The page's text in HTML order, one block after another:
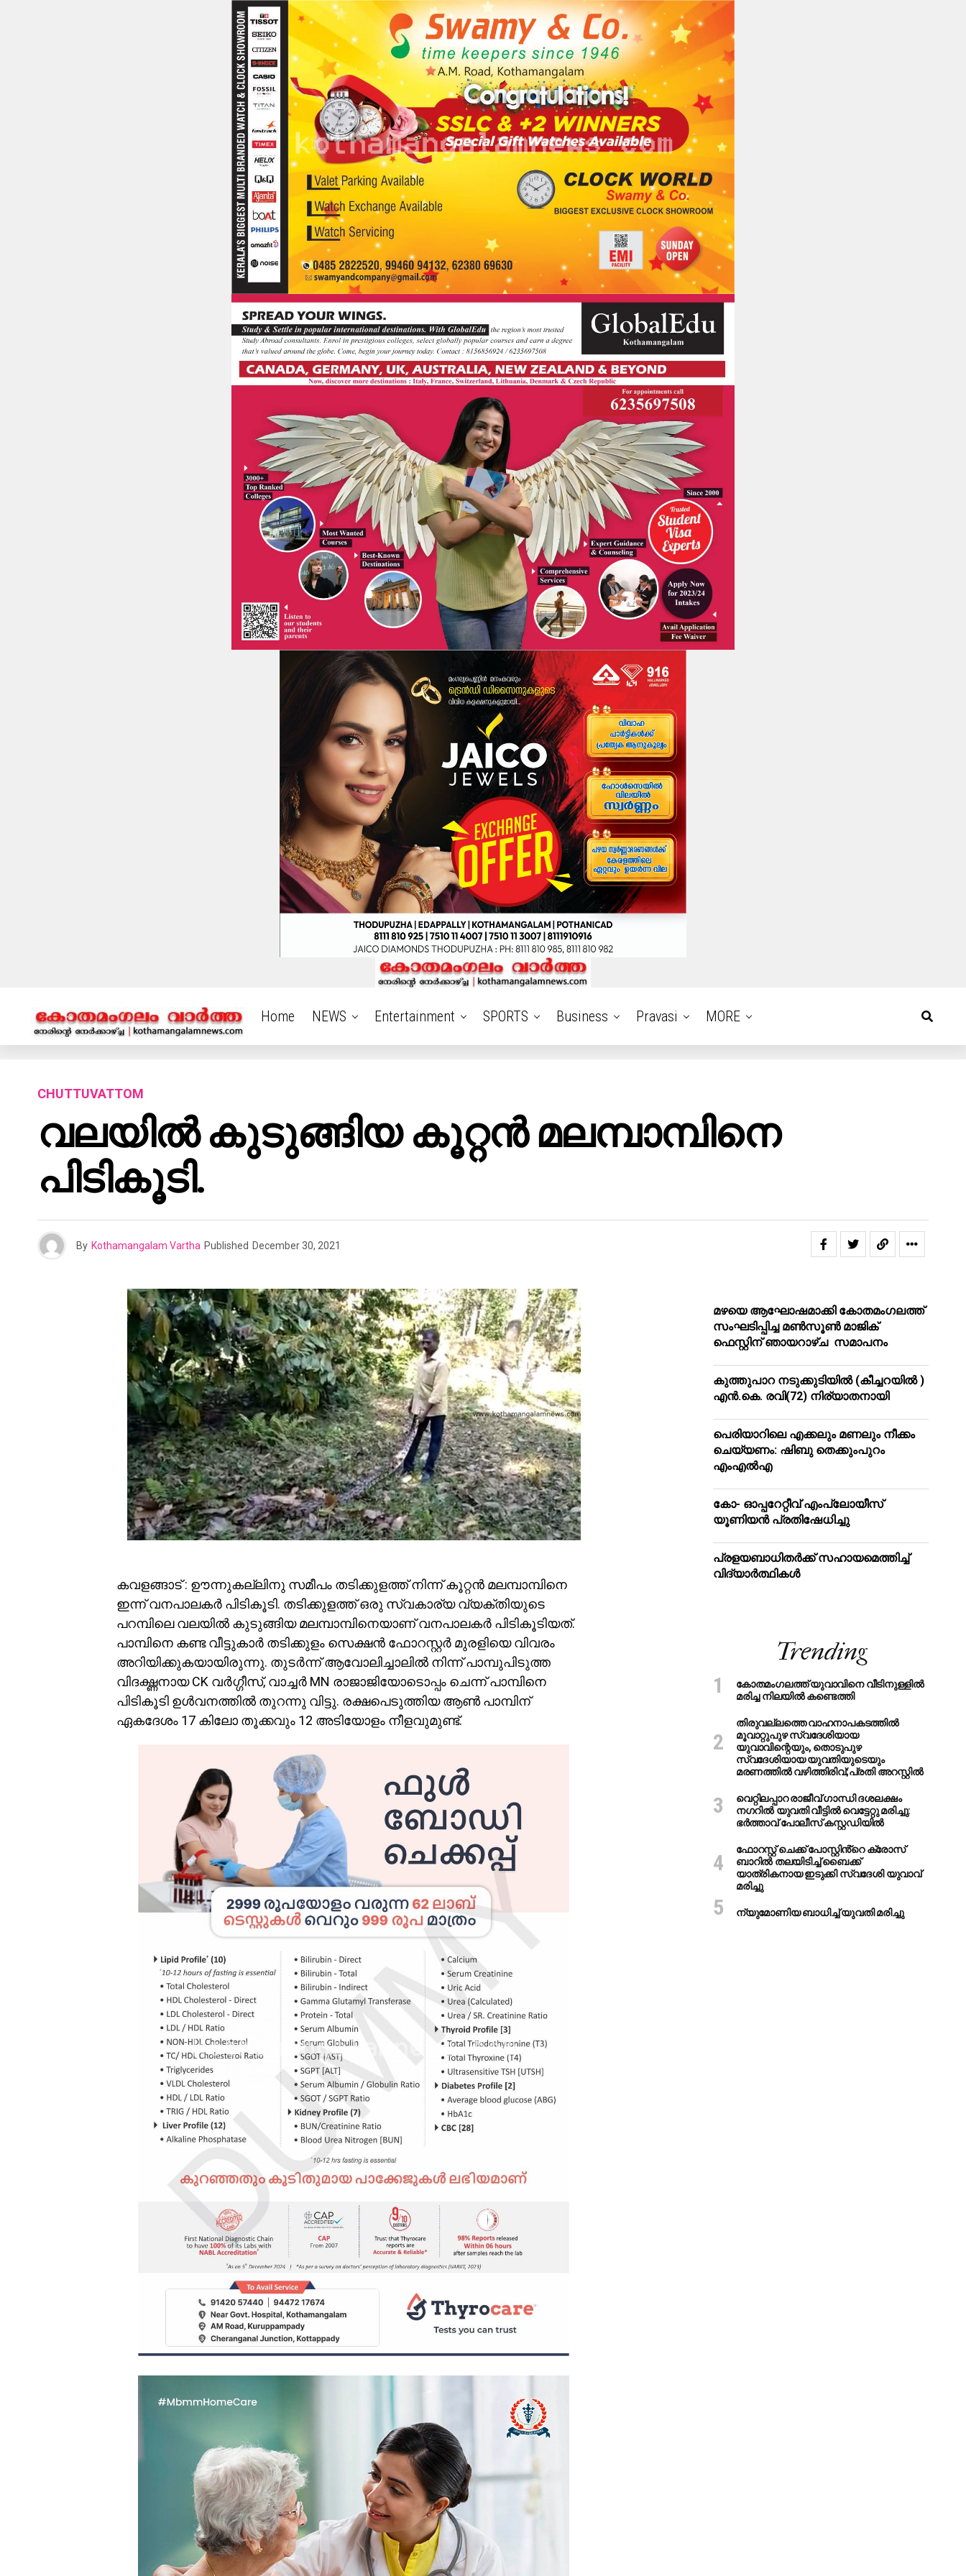
Home NEWS Entertainment SPORTS Business Pravasi MORE
CHUTTUVATTOM
വലയിൽ കുടുങ്ങിയ കൂറ്റൻ മലമ്പാമ്പിനെ
പിടികൂടി.
By Kothamangalam Vartha Published December 30, 2021
കവളങ്ങാട് : ഊന്നുകല്ലിനു സമീപം തടിക്കുളത്ത് നിന്ന് കൂറ്റൻ മലമ്പാമ്പിനെ
ഇന്ന് വനപാലകർ പിടികൂടി. തടിക്കുളത്ത് ഒരു സ്വകാര്യ വ്യക്തിയുടെ
പറമ്പിലെ വലയിൽ കുടുങ്ങിയ മലമ്പാമ്പിനെയാണ് വനപാലകർ പിടികൂടിയത്.
പാമ്പിനെ കണ്ട വീട്ടുകാർ തടിക്കുളം സെക്ഷൻ ഫോറസ്റ്റർ മുരളിയെ വിവരം
അറിയിക്കുകയായിരുന്നു. തുടർന്ന് ആവോലിച്ചാലിൽ നിന്ന് പാമ്പുപിടുത്ത
വിദഗ്ദ്ധനായ CK വർഗ്ഗീസ്, വാച്ചർ MN രാജാജിയോടൊപ്പം ചെന്ന് പാമ്പിനെ
പിടികൂടി ഉൾവനത്തിൽ തുറന്നു വിട്ടു. രക്ഷപെടുത്തിയ ആൺ പാമ്പിന്
ഏകദേശം 17 കിലോ തൂക്കവും 12 അടിയോളം നീളവുമുണ്ട്.
മഴയെ ആഘോഷമാക്കി കോതമംഗലത്ത്
സംഘടിപ്പിച്ച മൺസൂൺ മാജിക്
ഫെസ്റ്റിന് ഞായറാഴ്ച സമാപനം
കുത്തുപാറ നടുക്കുടിയിൽ (കീച്ചറയിൽ )
എൻ.കെ. രവി(72) നിര്യാതനായി
പെരിയാറിലെ എക്കലും മണലും നീക്കം
ചെയ്യണം: ഷിബു തെക്കുംപുറം
എംഎൽഎ
കോ- ഓപ്പറേറ്റീവ് എംപ്ലോയീസ്
യൂണിയൻ പ്രതിഷേധിച്ചു
പ്രളയബാധിതർക്ക് സഹായമെത്തിച്ച്
വിദ്യാർത്ഥികൾ
Trending
കോതമംഗലത്ത് യുവാവിനെ വീടിനുള്ളിൽ
മരിച്ച നിലയിൽ കണ്ടെത്തി
തിരുവല്ലത്തെ വാഹനാപകടത്തില്‍
മൂവാറ്റുപുഴ സ്വദേശിയായ
യുവാവിന്റെയും, തൊടുപുഴ
സ്വദേശിയായ യുവതിയുടെയും
മരണത്തില്‍ വഴിത്തിരിവ്;പ്രതി അറസ്റ്റില്‍
വെറ്റിലപ്പാറ രാജീവ് ഗാന്ധി ദശലക്ഷം
നഗറിൽ യുവതി വീട്ടിൽ വെട്ടേറ്റു മരിച്ചു:
ഭർത്താവ് പോലീസ് കസ്റ്റഡിയിൽ
ഫോറസ്റ്റ് ചെക്ക് പോസ്റ്റിൻ്റെ ക്രോസ്
ബാറില്‍ തലയിടിച്ച് ബൈക്ക്
യാത്രികനായ ഇടുക്കി സ്വദേശി യുവാവ്
മരിച്ചു
ന്യുമോണിയ ബാധിച്ച് യുവതി മരിച്ചു